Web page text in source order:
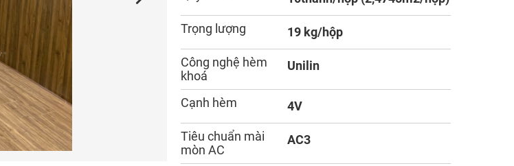
Trọng lượng 19 kg/hộp
Công nghệ hèm
khoá
Unilin
Cạnh hèm 4V
Tiêu chuẩn mài
mòn AC
AC3